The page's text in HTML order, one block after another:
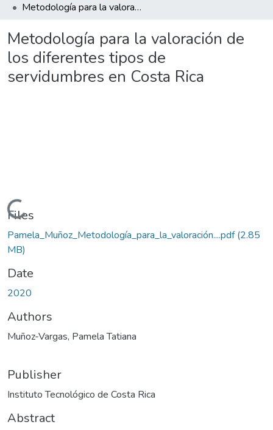
Metodología para la valoración de los diferentes tipos de servidumbres en Costa Rica
Metodología para la valoración de
los diferentes tipos de
servidumbres en Costa Rica
Loading...
Files
Pamela_Muñoz_Metodología_para_la_valoración....pdf(2.85
MB)
Date
2020
Authors
Muñoz-Vargas, Pamela Tatiana
Publisher
Instituto Tecnológico de Costa Rica
Abstract